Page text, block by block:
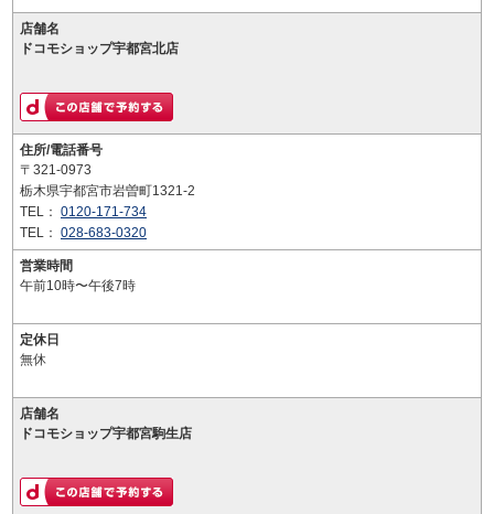
店舗名
ドコモショップ宇都宮北店
住所/電話番号
〒321-0973
栃木県宇都宮市岩曽町1321-2
TEL： 0120-171-734
TEL： 028-683-0320
営業時間
午前10時〜午後7時
定休日
無休
店舗名
ドコモショップ宇都宮駒生店